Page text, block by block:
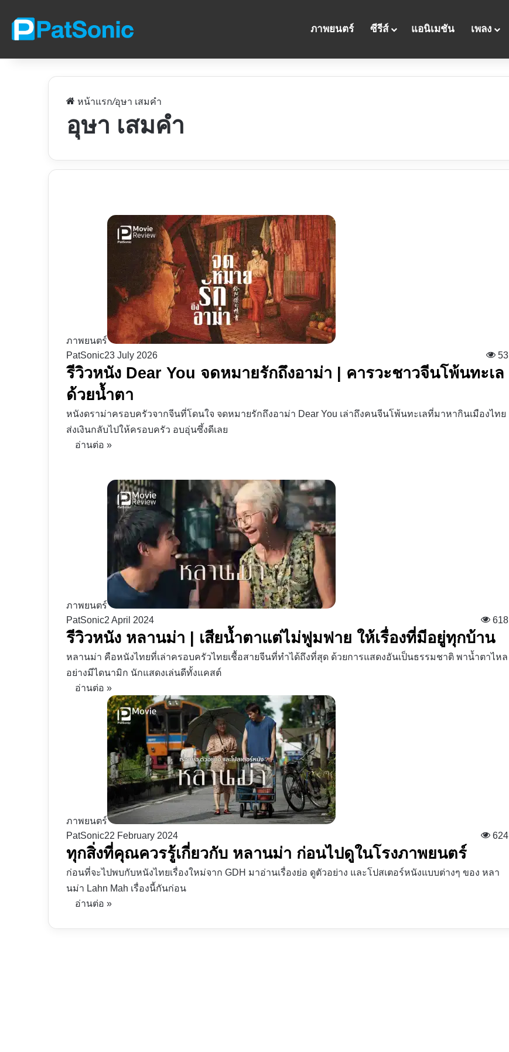
ภาพยนตร์ ซีรีส์ แอนิเมชัน เพลง
หน้าแรก/อุษา เสมคำ
อุษา เสมคำ
ภาพยนตร์
PatSonic23 July 2026 53
รีวิวหนัง Dear You จดหมายรักถึงอาม่า | คารวะชาวจีนโพ้นทะเล
ด้วยน้ำตา
หนังดราม่าครอบครัวจากจีนที่โดนใจ จดหมายรักถึงอาม่า Dear You เล่าถึงคนจีนโพ้นทะเลที่มาหากินเมืองไทย
ส่งเงินกลับไปให้ครอบครัว อบอุ่นซึ้งดีเลย
อ่านต่อ »
ภาพยนตร์
PatSonic2 April 2024 618
รีวิวหนัง หลานม่า | เสียน้ำตาแต่ไม่ฟูมฟาย ให้เรื่องที่มีอยู่ทุกบ้าน
หลานม่า คือหนังไทยที่เล่าครอบครัวไทยเชื้อสายจีนที่ทำได้ถึงที่สุด ด้วยการแสดงอันเป็นธรรมชาติ พาน้ำตาไหล
อย่างมีไดนามิก นักแสดงเล่นดีทั้งแคสต์
อ่านต่อ »
ภาพยนตร์
PatSonic22 February 2024 624
ทุกสิ่งที่คุณควรรู้เกี่ยวกับ หลานม่า ก่อนไปดูในโรงภาพยนตร์
ก่อนที่จะไปพบกับหนังไทยเรื่องใหม่จาก GDH มาอ่านเรื่องย่อ ดูตัวอย่าง และโปสเตอร์หนังแบบต่างๆ ของ หลา
นม่า Lahn Mah เรื่องนี้กันก่อน
อ่านต่อ »